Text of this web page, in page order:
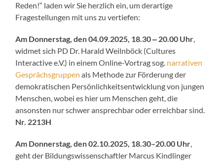
Reden!“ laden wir Sie herzlich ein, um derartige
Fragestellungen mit uns zu vertiefen:
Am Donnerstag, den 04.09.2025, 18.30 ‒ 20.00 Uhr,
widmet sich PD Dr. Harald Weilnböck (Cultures
Interactive e.V.) in einem Online-Vortrag sog. narrativen
Gesprächsgruppen als Methode zur Förderung der
demokratischen Persönlichkeitsentwicklung von jungen
Menschen, wobei es hier um Menschen geht, die
ansonsten nur schwer ansprechbar oder erreichbar sind.
Nr. 2213H
Am Donnerstag, den 02.10.2025, 18.30–20.00 Uhr,
geht der Bildungswissenschaftler Marcus Kindlinger